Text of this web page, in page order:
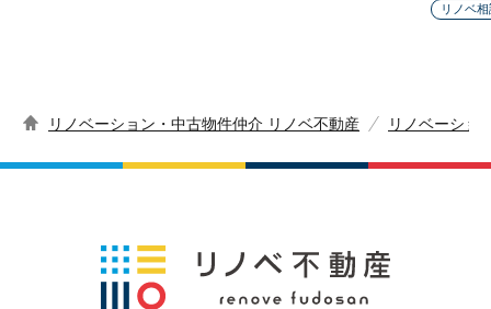
リノベ
リノベーション・中古物件仲介 リノベ不動産 リノベーショ